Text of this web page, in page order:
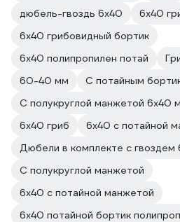
дюбель-гвоздь 6х40
6х40
6х40 грибовидный бортик
6х40 полипропилен потай
60-40 мм
С потайным
С полукруглой манжетой 6x40
6х40 гриб
6х40 с потайной
Дюбели в комплекте с гвоздем
С полукруглой манжетой
6х40 с потайной манжетой
6х40 потайной бортик